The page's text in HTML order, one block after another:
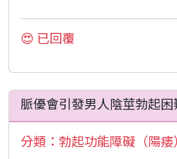
😍 已回覆
脈優會引發男人陰莖勃起困
分類： 勃起功能障礙（陽痿